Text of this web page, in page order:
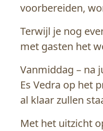
voorbereiden,
Terwijl je nog
met gasten het
Vanmiddag – na
Es Vedra op het
al klaar zullen
Met het uitzicht